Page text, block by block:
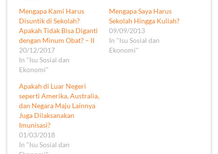
Mengapa Kami Harus
Disuntik di Sekolah?
Apakah Tidak Bisa Diganti
dengan Minum Obat? – II
20/12/2017
In "Isu Sosial dan
Ekonomi"
Mengapa Saya Harus
Sekolah Hingga Kuliah?
09/09/2013
In "Isu Sosial dan
Ekonomi"
Apakah di Luar Negeri
seperti Amerika, Australia,
dan Negara Maju Lainnya
Juga Dilaksanakan
Imunisasi?
01/03/2018
In "Isu Sosial dan